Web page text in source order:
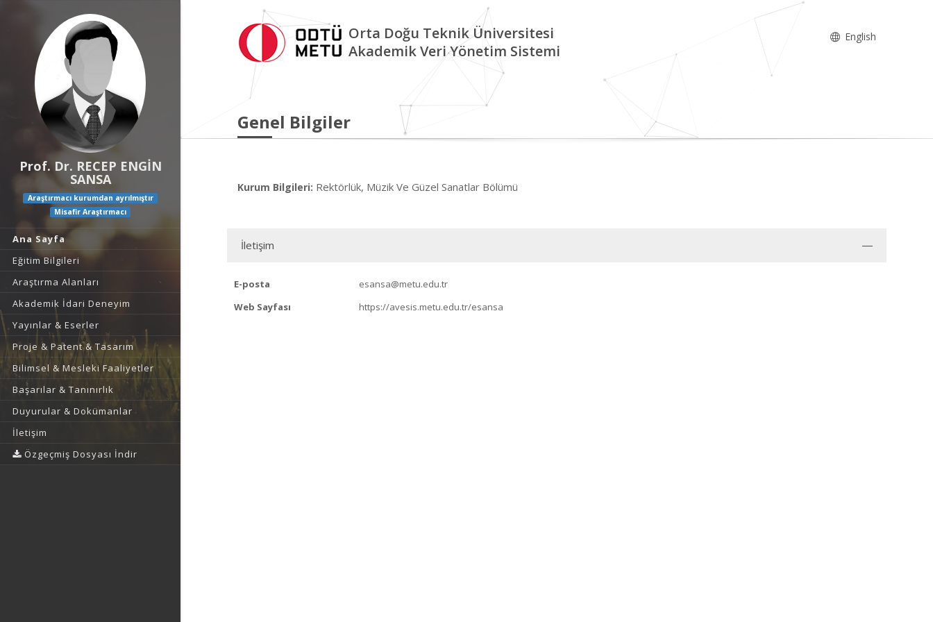
Prof. Dr. RECEP ENGİN
SANSA
Araştırmacı kurumdan ayrılmıştır
Misafir Araştırmacı
Ana Sayfa
Eğitim Bilgileri
Araştırma Alanları
Akademik İdari Deneyim
Yayınlar & Eserler
Proje & Patent & Tasarım
Bilimsel & Mesleki Faaliyetler
Başarılar & Tanınırlık
Duyurular & Dokümanlar
İletişim
Özgeçmiş Dosyası İndir
Orta Doğu Teknik Üniversitesi
Akademik Veri Yönetim Sistemi
English
Genel Bilgiler
Kurum Bilgileri: Rektörlük, Müzik Ve Güzel Sanatlar Bölümü
İletişim
E-posta
esansa@metu.edu.tr
Web Sayfası
https://avesis.metu.edu.tr/esansa